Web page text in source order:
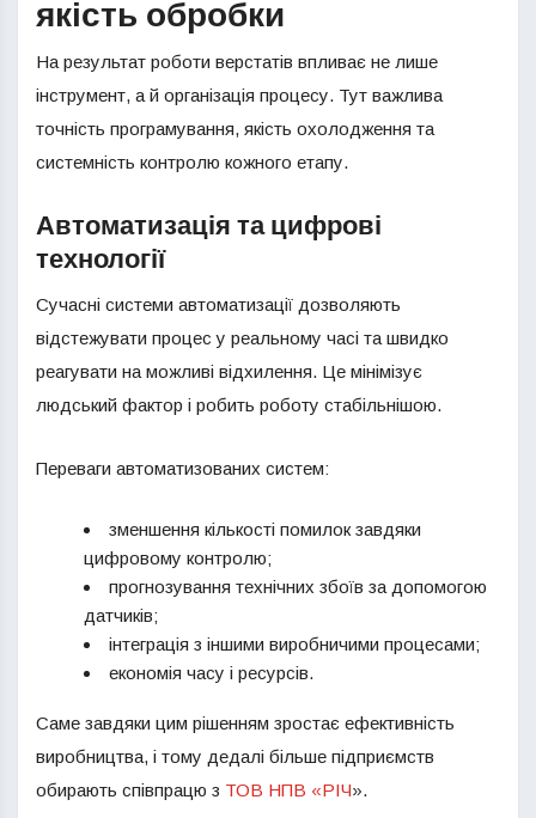
якість обробки
На результат роботи верстатів впливає не лише
інструмент, а й організація процесу. Тут важлива
точність програмування, якість охолодження та
системність контролю кожного етапу.
Автоматизація та цифрові
технології
Сучасні системи автоматизації дозволяють
відстежувати процес у реальному часі та швидко
реагувати на можливі відхилення. Це мінімізує
людський фактор і робить роботу стабільнішою.
Переваги автоматизованих систем:
зменшення кількості помилок завдяки
цифровому контролю;
прогнозування технічних збоїв за допомогою
датчиків;
інтеграція з іншими виробничими процесами;
економія часу і ресурсів.
Саме завдяки цим рішенням зростає ефективність
виробництва, і тому дедалі більше підприємств
обирають співпрацю з ТОВ НПВ «РІЧ».